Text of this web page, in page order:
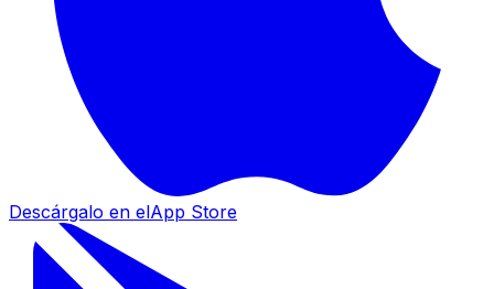
Descárgalo en elApp Store